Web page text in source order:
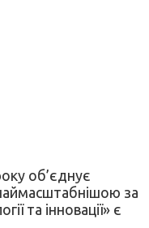
об’єднує
наймасштабнішою за
та інновації» є